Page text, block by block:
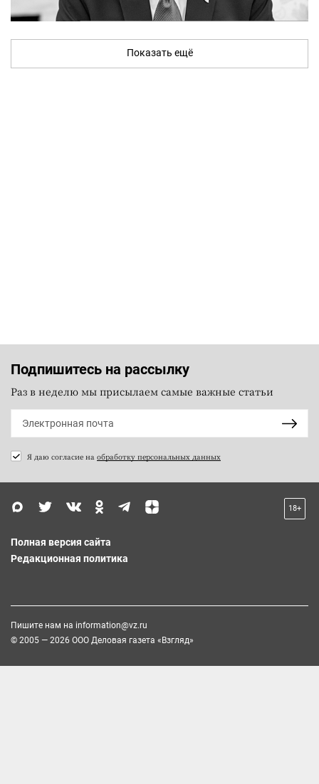
Показать ещё
Подпишитесь на рассылку
Раз в неделю мы присылаем самые важные статьи
Я даю согласие на обработку персональных данных
18+
Полная версия сайта
Редакционная политика
Пишите нам на information@vz.ru
© 2005 — 2026 ООО Деловая газета «Взгляд»